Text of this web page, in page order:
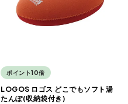
ポイント10倍
LOGOS ロゴス どこでもソフト湯
たんぽ(収納袋付き)